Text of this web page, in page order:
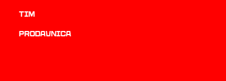
TIM
prodavnica